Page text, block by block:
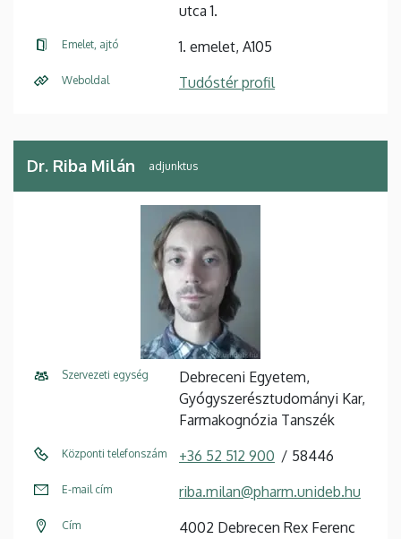
utca 1.
Emelet, ajtó 1. emelet, A105
Weboldal Tudóstér profil
Dr. Riba Milán adjunktus
Szervezeti egység
Debreceni Egyetem,
Gyógyszerésztudományi Kar,
Farmakognózia Tanszék
Központi telefonszám +36 52 512 900 58446
E-mail cím riba.milan@pharm.unideb.hu
Cím
4002 Debrecen Rex Ferenc